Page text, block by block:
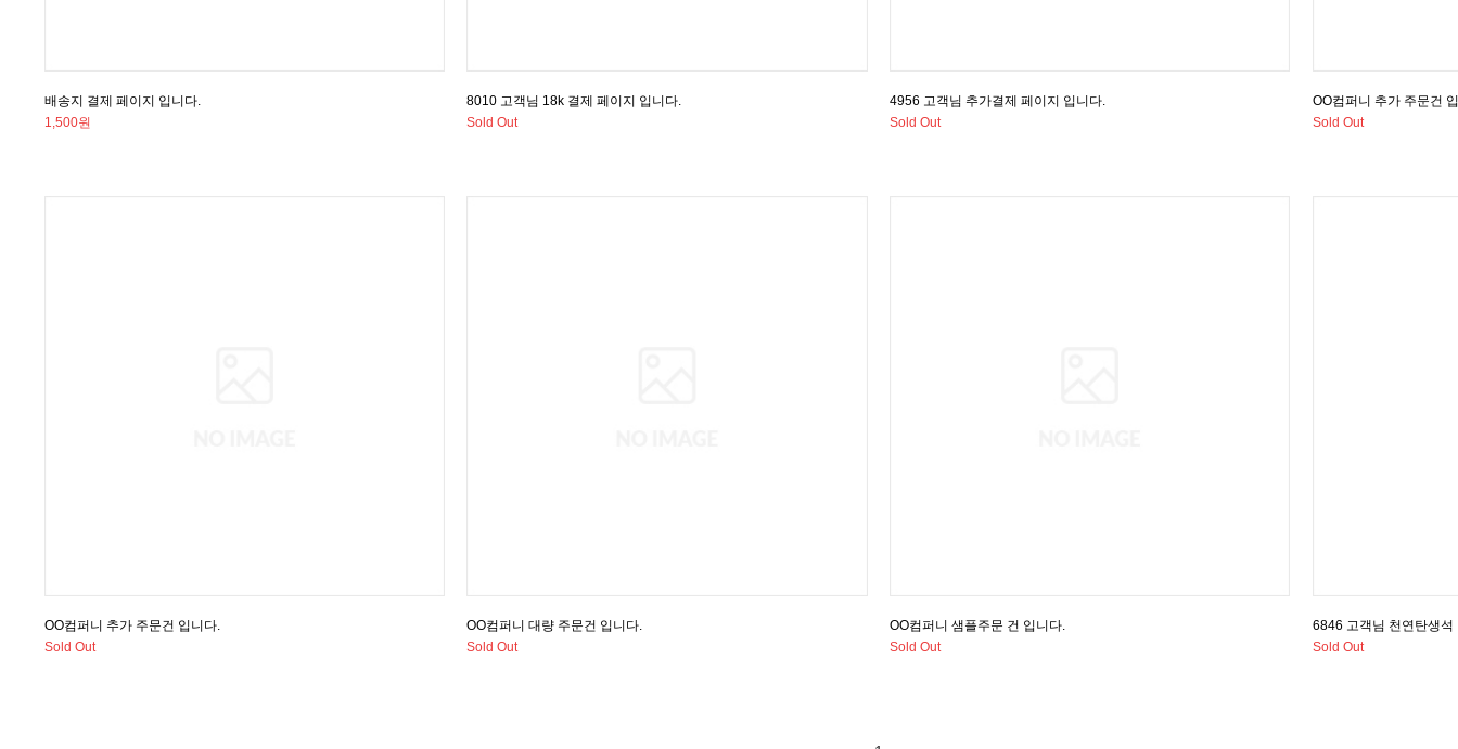
배송지 결제 페이지 입니다.
1,500원
8010 고객님 18k 결제 페이지 입니다.
Sold Out
4956 고객님 추가결제 페이지 입니다.
Sold Out
OO컴퍼니 추가 주문건
Sold Out
OO컴퍼니 추가 주문건 입니다.
Sold Out
OO컴퍼니 대량 주문건 입니다.
Sold Out
OO컴퍼니 샘플주문 건 입니다.
Sold Out
6846 고객님 천연탄생석
Sold Out